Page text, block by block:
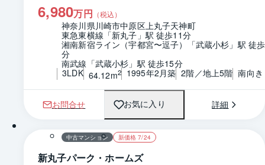
6,980万円 （税込）
神奈川県川崎市中原区上丸子天神町
東急東横線「新丸子」駅 徒歩11分
湘南新宿ライン（宇都宮〜逗子）「武蔵小杉」駅 徒
分
南武線「武蔵小杉」駅 徒歩15分
3LDK 64.12m2 1995年2月築 2階／地上5階 南向き
お問合せ お気に入り 詳細
1 / 0 間取り
中古マンション 新価格 7/24
新丸子パーク・ホームズ